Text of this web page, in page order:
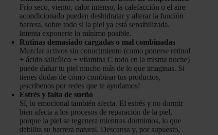
Frío seco, viento, calor intenso, la calefacción o el aire
acondicionado pueden deshidratar y alterar la función
barrera, sobre todo si la piel ya está sensibilizada.
Intenta exponerte lo mínimo posible.
Rutinas demasiado cargadas o mal combinadas
Mezclar activos sin conocimiento (como ponerse retinol
+ ácido salicílico + vitamina C todo en la misma noche)
puede dañar tu piel mucho más de lo que imaginas. Si
tienes dudas de cómo combinar tus productos,
¡escríbenos por redes que te ayudamos!
Estrés y falta de sueño
Sí, lo emocional también afecta. El estrés y no dormir
bien afecta a los procesos de reparación de la piel,
porque la piel se regenera mientras dormimos, lo que
debilita su barrera natural. Descansa y, por supuesto,